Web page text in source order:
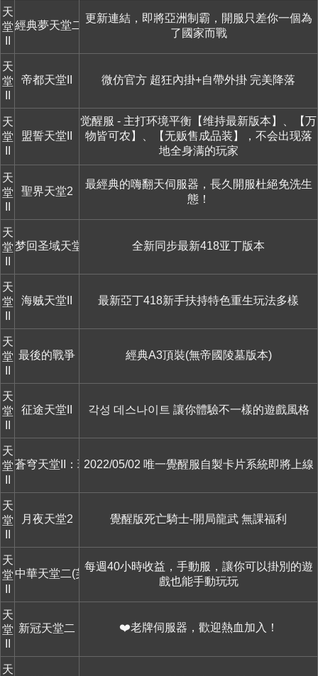
天
堂經典夢天堂二
更新連結，即將亞洲制霸，開服只差你一個為
了國家而戰
天
堂
帝都天堂II 微仿官方 超狂內掛+自帶外掛 完美降落
天
堂
盟誓天堂II
觉醒服 - 主打环境平衡【维持最新版本】、【万
物皆可农】、【无贩售成品装】，不会出现落
地全身满的玩家
天
堂
聖界天堂2
最經典的嗨翻天伺服器，長久開服杜絕免洗生
態！
天
堂梦回圣域天堂2 全新同步最新418亚丁版本
天
堂
海贼天堂II 最新亞丁418新手扶持特色重生玩法多樣
天
堂 最後的戰爭 經典A3頂裝(無帝國陵墓版本)
天
堂
征途天堂II 각성 데스나이트 讓你體驗不一樣的遊戲風格
天
堂蒼穹天堂II：璀璨編年史2022/05/02 唯一覺醒服自製卡片系統即將上線
天
堂
月夜天堂2 覺醒版死亡騎士-開局龍武 無課福利
天
堂 中華天堂二(芙蕾雅)
每週40小時收益，手動服，讓你可以掛別的遊
戲也能手動玩玩
天
堂 新冠天堂二 ❤️老牌伺服器，歡迎熱血加入！
天